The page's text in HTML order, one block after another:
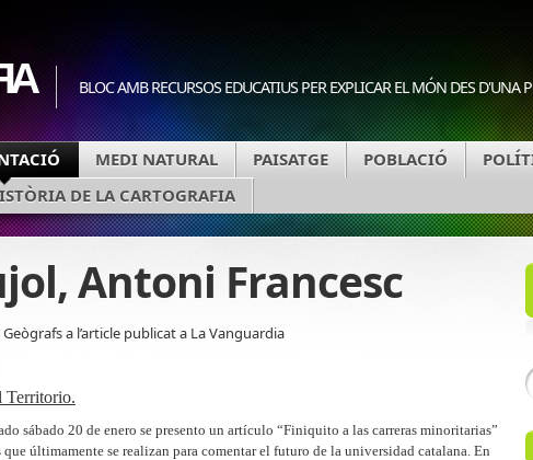
BLOC AMB RECURSOS EDUCATIUS PER EXPLICAR EL MÓN DES D'UNA
MEDI NATURAL PAISATGE POBLACIÓ
DE LA CARTOGRAFIA
Antoni Francesc
a l’article publicat a La Vanguardia
Territorio.
sábado 20 de enero se presento un artículo “Finiquito a las carreras minoritarias”
que últimamente se realizan para comentar el futuro de la universidad catalana. En